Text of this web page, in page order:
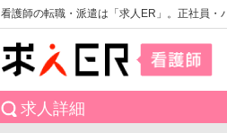
看護師の転職・派遣は「求人ER」。正社員・
求人詳細